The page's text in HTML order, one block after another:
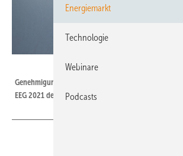
Genehmigungsschub für Windenergieausbau an
EEG 2021 den Ausbau nun sofort wieder?
Energiemarkt
Technologie
Webinare
Podcasts